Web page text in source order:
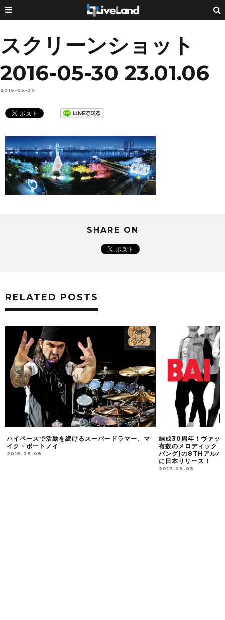
スクリーンショット
2016-05-30 23.01.06
2016-05-30
SHARE ON
RELATED POSTS
るスーパードラマー、マ
結成30周年！ヴァッケン2017にも登場した
有数のメロディック・ハード、BAI BANG(バ
バング)の8THアルバム「ROCK OF LIFE」